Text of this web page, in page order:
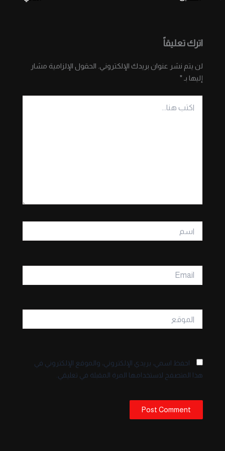
اترك تعليقاً
لن يتم نشر عنوان بريدك الإلكتروني. الحقول الإلزامية مشار
إليها بـ*
هنا...
احفظ اسمي، بريدي الإلكتروني، والموقع الإلكتروني في
هذا المتصفح لاستخدامها المرة المقبلة في تعليقي.